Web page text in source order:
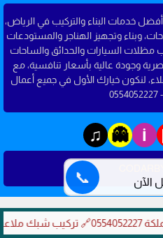
خدمات البناء والتركيب في الرياض،
وبناء وتجهيز الهناجر والمستودعات
مظلات السيارات والحدائق والساحات
وجودة عالية بأسعار تنافسية، مع
لنكون خيارك الأول في جميع أعمال
i
👻
♫
الآن 📞
🔗 تركيب شبك ملاعب